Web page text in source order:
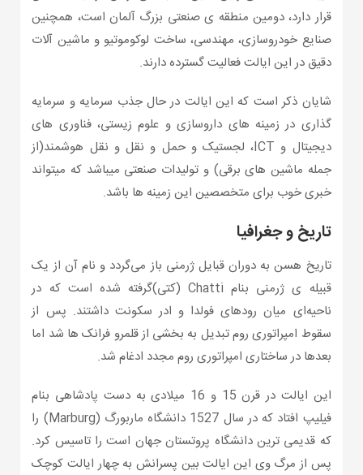
قرار دارد، دومین منطقه ی صنعتی بزرگ آلمان است، همچنین
صنایع خودروسازی، مهندسی، ساخت لوکوموتیو و ماشین آلات
دقیق در این ایالت فعالیت گسترده دارند.
شایان ذکر است که این ایالت در حال جذب سرمایه و سرمایه
گذاری در زمینه های داروسازی و علوم زیستی، فناوری های
دیجیتال و ICT، لجستیک و حمل و نقل و نقل هوشمند(از
جمله ماشین های برقی) و تولیدات صنعتی میباشد که میتواند
خبری خوب برای متخصصین این زمینه ها باشد.
تاریخ و جغرافیا
تاریخ هسن به دوران قبایل ژرمنی باز می‌گردد و نام آن از یک
قبیله ی ژرمنی بنام Chatti (کتی)گرفته شده است که در
ناحیه‌ای میان رودهای فولدا و ادر سکونت داشتند. پس از
سقوط امپراتوری روم تبدیل به بخشی از قلمرو فرانک ها شد اما
بعدها در ساختاری امپراتوری روم مجدد ادغام شد.
این ایالت در قرن 15 و 16 میلادی به دست پادشاهی بنام
فیلیپ افتاد که در سال 1527 دانشگاه ماربورگ (Marburg) را
که قدیمی ترین دانشگاه پروتستان جهان است را تاسیس کرد.
پس از مرگ وی این ایالت بین پسرانش به چهار ایالت کوچک